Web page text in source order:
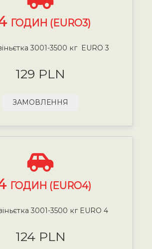
ГОДИН (EURO3)
3001-3500 кг EURO 3
129 PLN
ЗАМОВЛЕННЯ
ГОДИН (EURO4)
3001-3500 кг EURO 4
124 PLN